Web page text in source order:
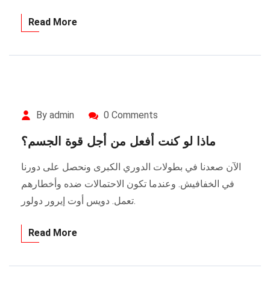
Read More
By admin 0 Comments
ماذا لو كنت أفعل من أجل قوة الجسم؟
الآن صعدنا في بطولات الدوري الكبرى ونحصل على دورنا
في الخفافيش. وعندما تكون الاحتمالات ضده وأخطارهم
تعمل. دويس أوت إيرور دولور.
Read More